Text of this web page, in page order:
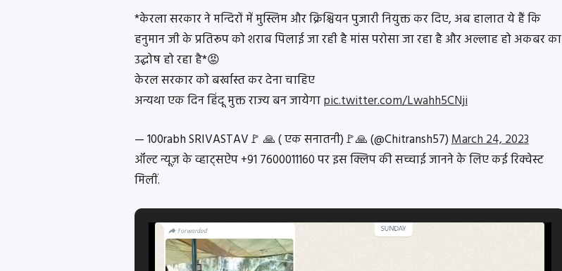
*केरला सरकार ने मन्दिरों में मुस्लिम और क्रिश्चियन पुजारी नियुक्त कर दिए, अब हालात ये हैं कि
हनुमान जी के प्रतिरूप को शराब पिलाई जा रही है मांस परोसा जा रहा है और अल्लाह हो अकबर का
उद्घोष हो रहा है*😡
केरल सरकार को बर्खास्त कर देना चाहिए
अन्यथा एक दिन हिंदू मुक्त राज्य बन जायेगाpic.twitter.com/Lwahh5CNji
— 100rabh SRIVASTAV🚩 🙏 ( एक सनातनी)🚩🙏 (@Chitransh57)March 24, 2023
ऑल्ट न्यूज़ के व्हाट्सऐप +91 7600011160 पर इस क्लिप की सच्चाई जानने के लिए कई रिक्वेस्ट
मिलीं.